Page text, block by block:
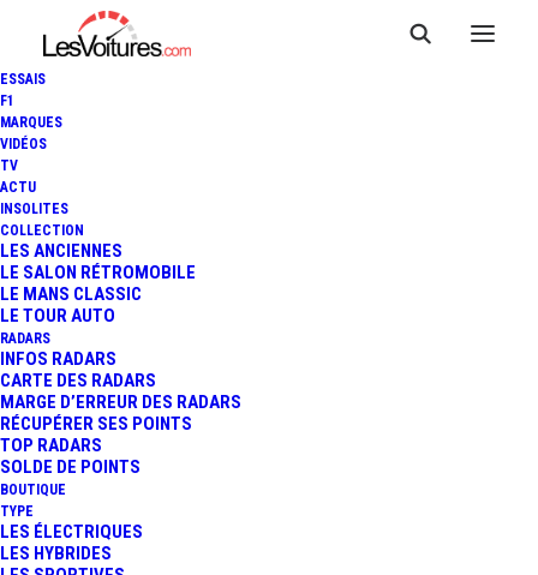
ESSAIS
F1
MARQUES
VIDÉOS
TV
ACTU
INSOLITES
COLLECTION
LES ANCIENNES
LE SALON RÉTROMOBILE
LE MANS CLASSIC
LE TOUR AUTO
RADARS
INFOS RADARS
CARTE DES RADARS
MARGE D’ERREUR DES RADARS
RÉCUPÉRER SES POINTS
TOP RADARS
SOLDE DE POINTS
BOUTIQUE
TYPE
LES ÉLECTRIQUES
LES HYBRIDES
NOUVELLE SUPERCAR
ÉLECTRIQUE AU DESIGN
2 Minutes